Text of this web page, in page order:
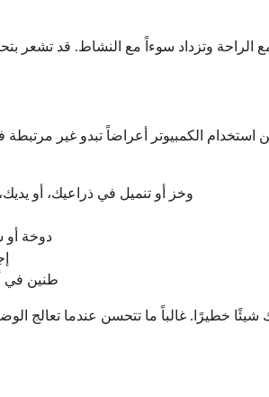
الكمبيوتر أعراضاً تبدو غير
وخز أو تنميل في ذراعيك، أو
دوخة أو
طنين في